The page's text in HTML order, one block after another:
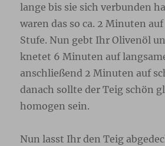
lange bis sie sich verbunden
waren das so ca. 2 Minuten
Stufe. Nun gebt Ihr Olivenöl
knetet 6 Minuten auf
anschließend 2 Minuten auf
danach sollte der Teig schön
homogen sein.
Nun lasst Ihr den Teig